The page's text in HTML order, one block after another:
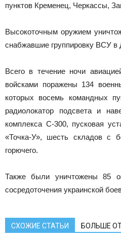
пунктов Кременец, Черкассы,
Высокоточным оружием
снабжавшие группировку ВСУ в
Всего в течение ночи
войсками поражены 134
которых восемь командных
радиолокатор подсвета и
комплекса С-300, пусковая
«Точка-У», шесть складов с
горючего.
Также были уничтожены 85
сосредоточения украинской
СХОЖИЕ СТАТЬИ БОЛЬШЕ